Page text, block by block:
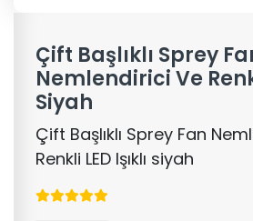
Çift Başlıklı Sprey
Nemlendirici Ve
Siyah
Çift Başlıklı Sprey Fan
Renkli LED Işıklı siyah